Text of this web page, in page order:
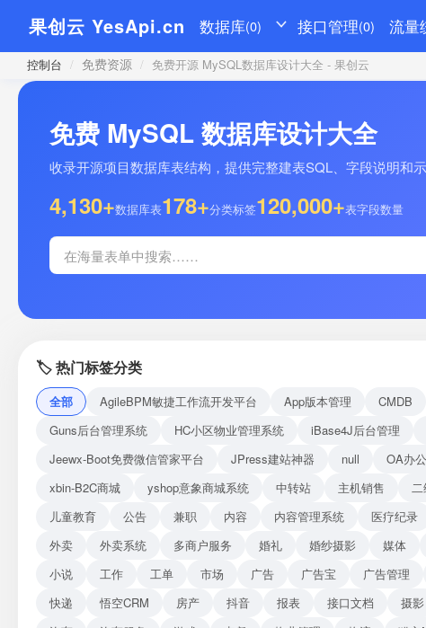
果创云 YesApi.cn 数据库(0) 接口管理(0) 流量
控制台 / 免费资源 / 免费开源 MySQL数据库设计大全 - 果创云
免费 MySQL 数据库设计大全
收录开源项目数据库表结构，提供完整建表SQL、字段说明和
4,130+数据库表178+分类标签120,000+表字段数量
🏷️ 热门标签分类
全部 AgileBPM敏捷工作流开发平台 App版本管理 CMDB
Guns后台管理系统
HC小区物业管理系统 iBase4J后台管理
Jeewx-Boot免费微信管家平台
JPress建站神器 null OA办公
xbin-B2C商城
yshop意象商城系统 中转站 主机销售
儿童教育
公告 兼职 内容 内容管理系统 医疗纪录
外卖
外卖系统 多商户服务 婚礼 婚纱摄影 媒体
小说
工作 工单 市场 广告 广告宝 广告管理
快递
悟空CRM 房产 抖音 报表 接口文档 摄影